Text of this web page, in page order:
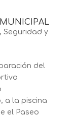
, Seguridad y
del
a la piscina
el Paseo